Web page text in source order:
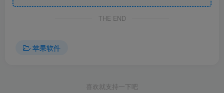
拓展新用户，获得收益。企业通过友空间可将内部的信息系
统延伸、整合到统一的移动入口及WEB端入口，快速帮助企
服务。
THE END
苹果软件
喜欢就支持一下吧